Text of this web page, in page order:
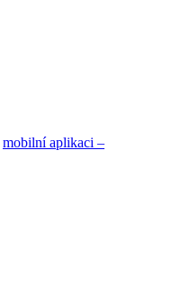
mobilní aplikaci –